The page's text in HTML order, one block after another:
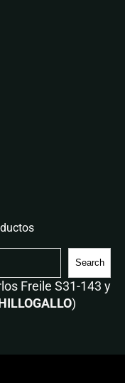
Search
Freile S31-143 y
)